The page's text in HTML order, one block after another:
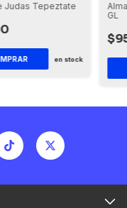
Judas Tepeztate
en stock
GL